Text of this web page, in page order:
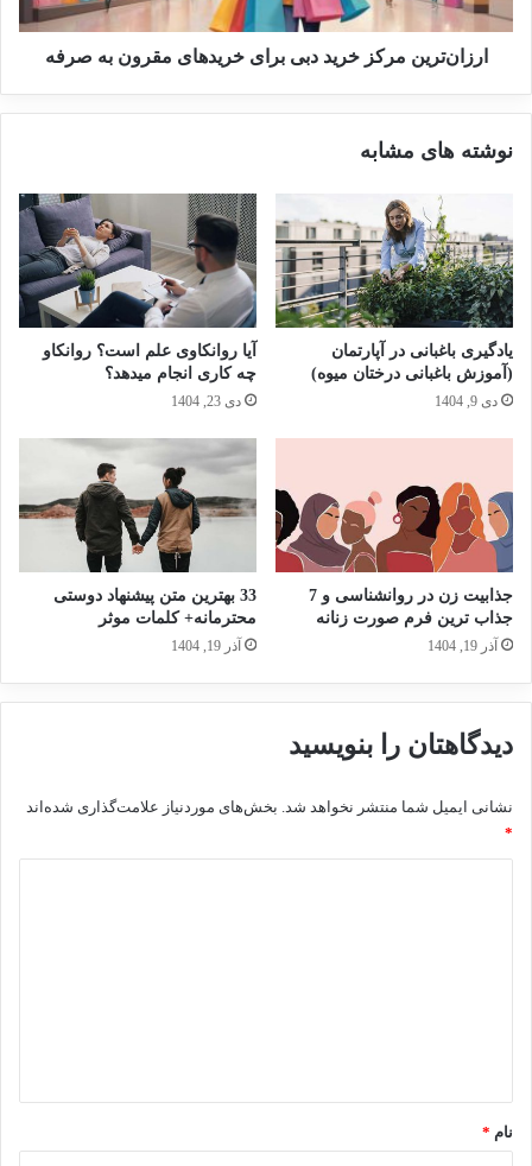
ارزان‌ترین مرکز خرید دبی برای خریدهای مقرون به صرفه
نوشته های مشابه
یادگیری باغبانی در آپارتمان
(آموزش باغبانی درختان میوه)
دی 9, 1404
آیا روانکاوی علم است؟ روانکاو
چه کاری انجام میدهد؟
دی 23, 1404
جذابیت زن در روانشناسی و 7
جذاب ترین فرم صورت زنانه
آذر 19, 1404
33 بهترین متن پیشنهاد دوستی
محترمانه+ کلمات موثر
آذر 19, 1404
دیدگاهتان را بنویسید
نشانی ایمیل شما منتشر نخواهد شد. بخش‌های موردنیاز علامت‌گذاری شده‌اند
*
نام *